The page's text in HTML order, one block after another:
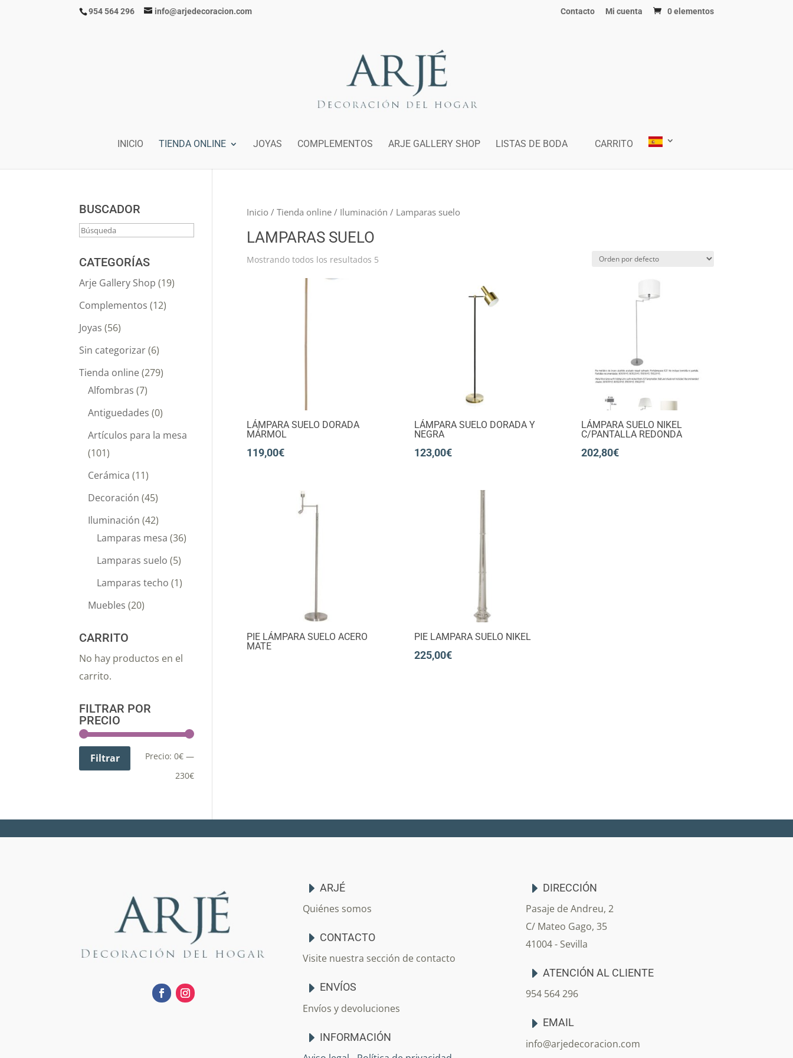
954 564 296 info@arjedecoracion.com Contacto Mi cuenta 0 elementos
INICIO TIENDA ONLINE JOYAS COMPLEMENTOS ARJE GALLERY SHOP LISTAS DE BODA CARRITO
Inicio / Tienda online/ Iluminación / Lamparas suelo
LAMPARAS SUELO
Mostrando todos los resultados 5
LÁMPARA SUELO DORADA
MÁRMOL
119,00€
LÁMPARA SUELO DORADA Y
NEGRA
123,00€
LÁMPARA SUELO NIKEL
C/PANTALLA REDONDA
202,80€
PIE LÁMPARA SUELO ACERO
MATE
PIE LAMPARA SUELO NIKEL
225,00€
BUSCADOR
CATEGORÍAS
Arje Gallery Shop (19)
Complementos (12)
Joyas (56)
Sin categorizar (6)
Tienda online (279)
Alfombras (7)
Antiguedades (0)
Artículos para la mesa
(101)
Cerámica (11)
Decoración (45)
Iluminación (42)
Lamparas mesa (36)
Lamparas suelo (5)
Lamparas techo (1)
Muebles (20)
CARRITO
No hay productos en el
carrito.
FILTRAR POR
PRECIO
Filtrar Precio: 0€—
230€
ARJÉ
Quiénes somos
CONTACTO
Visite nuestra sección de contacto
ENVÍOS
Envíos y devoluciones
INFORMACIÓN
DIRECCIÓN
Pasaje de Andreu, 2
C/ Mateo Gago, 35
41004 - Sevilla
ATENCIÓN AL CLIENTE
954 564 296
EMAIL
info@arjedecoracion.com